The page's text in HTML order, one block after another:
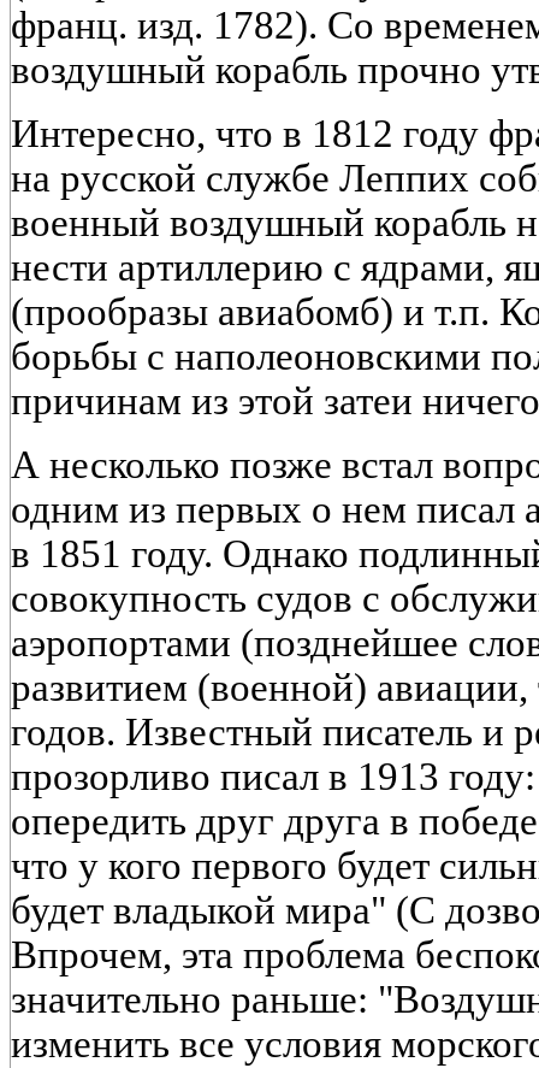
франц. изд. 1782). Со
воздушный корабль прочно
Интересно, что в 1812 году
на русской службе Леппих
военный воздушный корабль
нести артиллерию с ядрами,
(прообразы авиабомб) и т.п.
борьбы с наполеоновскими
причинам из этой затеи
А несколько позже встал
одним из первых о нем писал
в 1851 году. Однако
совокупность судов с
аэропортами (позднейшее
развитием (военной) авиации,
годов. Известный писатель и
прозорливо писал в 1913
опередить друг друга в
что у кого первого будет
будет владыкой мира" (С
Впрочем, эта проблема
значительно раньше:
изменить все условия